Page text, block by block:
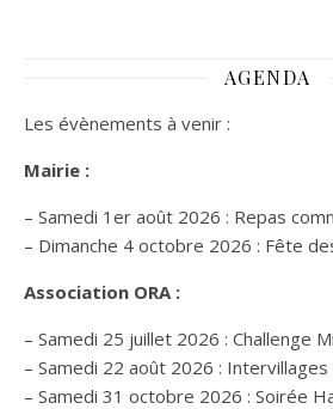
AGENDA
Les évènements à venir :
Mairie :
– Samedi 1er août 2026 : Repas
– Dimanche 4 octobre 2026 : Fête
Association ORA :
– Samedi 25 juillet 2026 : Challenge
– Samedi 22 août 2026 : Intervillages
– Samedi 31 octobre 2026 : Soirée